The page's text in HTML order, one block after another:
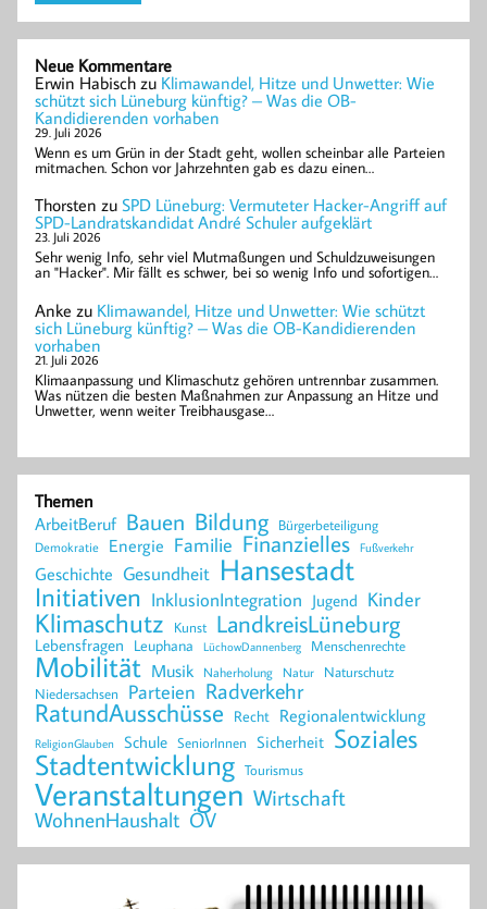
Neue Kommentare
Erwin Habisch zu Klimawandel, Hitze und Unwetter: Wie
schützt sich Lüneburg künftig? – Was die OB-
Kandidierenden vorhaben
29. Juli 2026
Wenn es um Grün in der Stadt geht, wollen scheinbar alle Parteien
mitmachen. Schon vor Jahrzehnten gab es dazu einen…
Thorsten zu SPD Lüneburg: Vermuteter Hacker-Angriff auf
SPD-Landratskandidat André Schuler aufgeklärt
23. Juli 2026
Sehr wenig Info, sehr viel Mutmaßungen und Schuldzuweisungen
an "Hacker". Mir fällt es schwer, bei so wenig Info und sofortigen…
Anke zu Klimawandel, Hitze und Unwetter: Wie schützt
sich Lüneburg künftig? – Was die OB-Kandidierenden
vorhaben
21. Juli 2026
Klimaanpassung und Klimaschutz gehören untrennbar zusammen.
Was nützen die besten Maßnahmen zur Anpassung an Hitze und
Unwetter, wenn weiter Treibhausgase…
Themen
ArbeitBeruf Bauen Bildung Bürgerbeteiligung
Demokratie Energie Familie Finanzielles Fußverkehr
Geschichte Gesundheit Hansestadt
Initiativen InklusionIntegration Jugend Kinder
Klimaschutz Kunst LandkreisLüneburg
Lebensfragen Leuphana LüchowDannenberg Menschenrechte
Mobilität Musik Naherholung Natur Naturschutz
Niedersachsen Parteien Radverkehr
RatundAusschüsse Recht Regionalentwicklung
ReligionGlauben Schule SeniorInnen Sicherheit Soziales
Stadtentwicklung Tourismus
Veranstaltungen Wirtschaft
WohnenHaushalt ÖV